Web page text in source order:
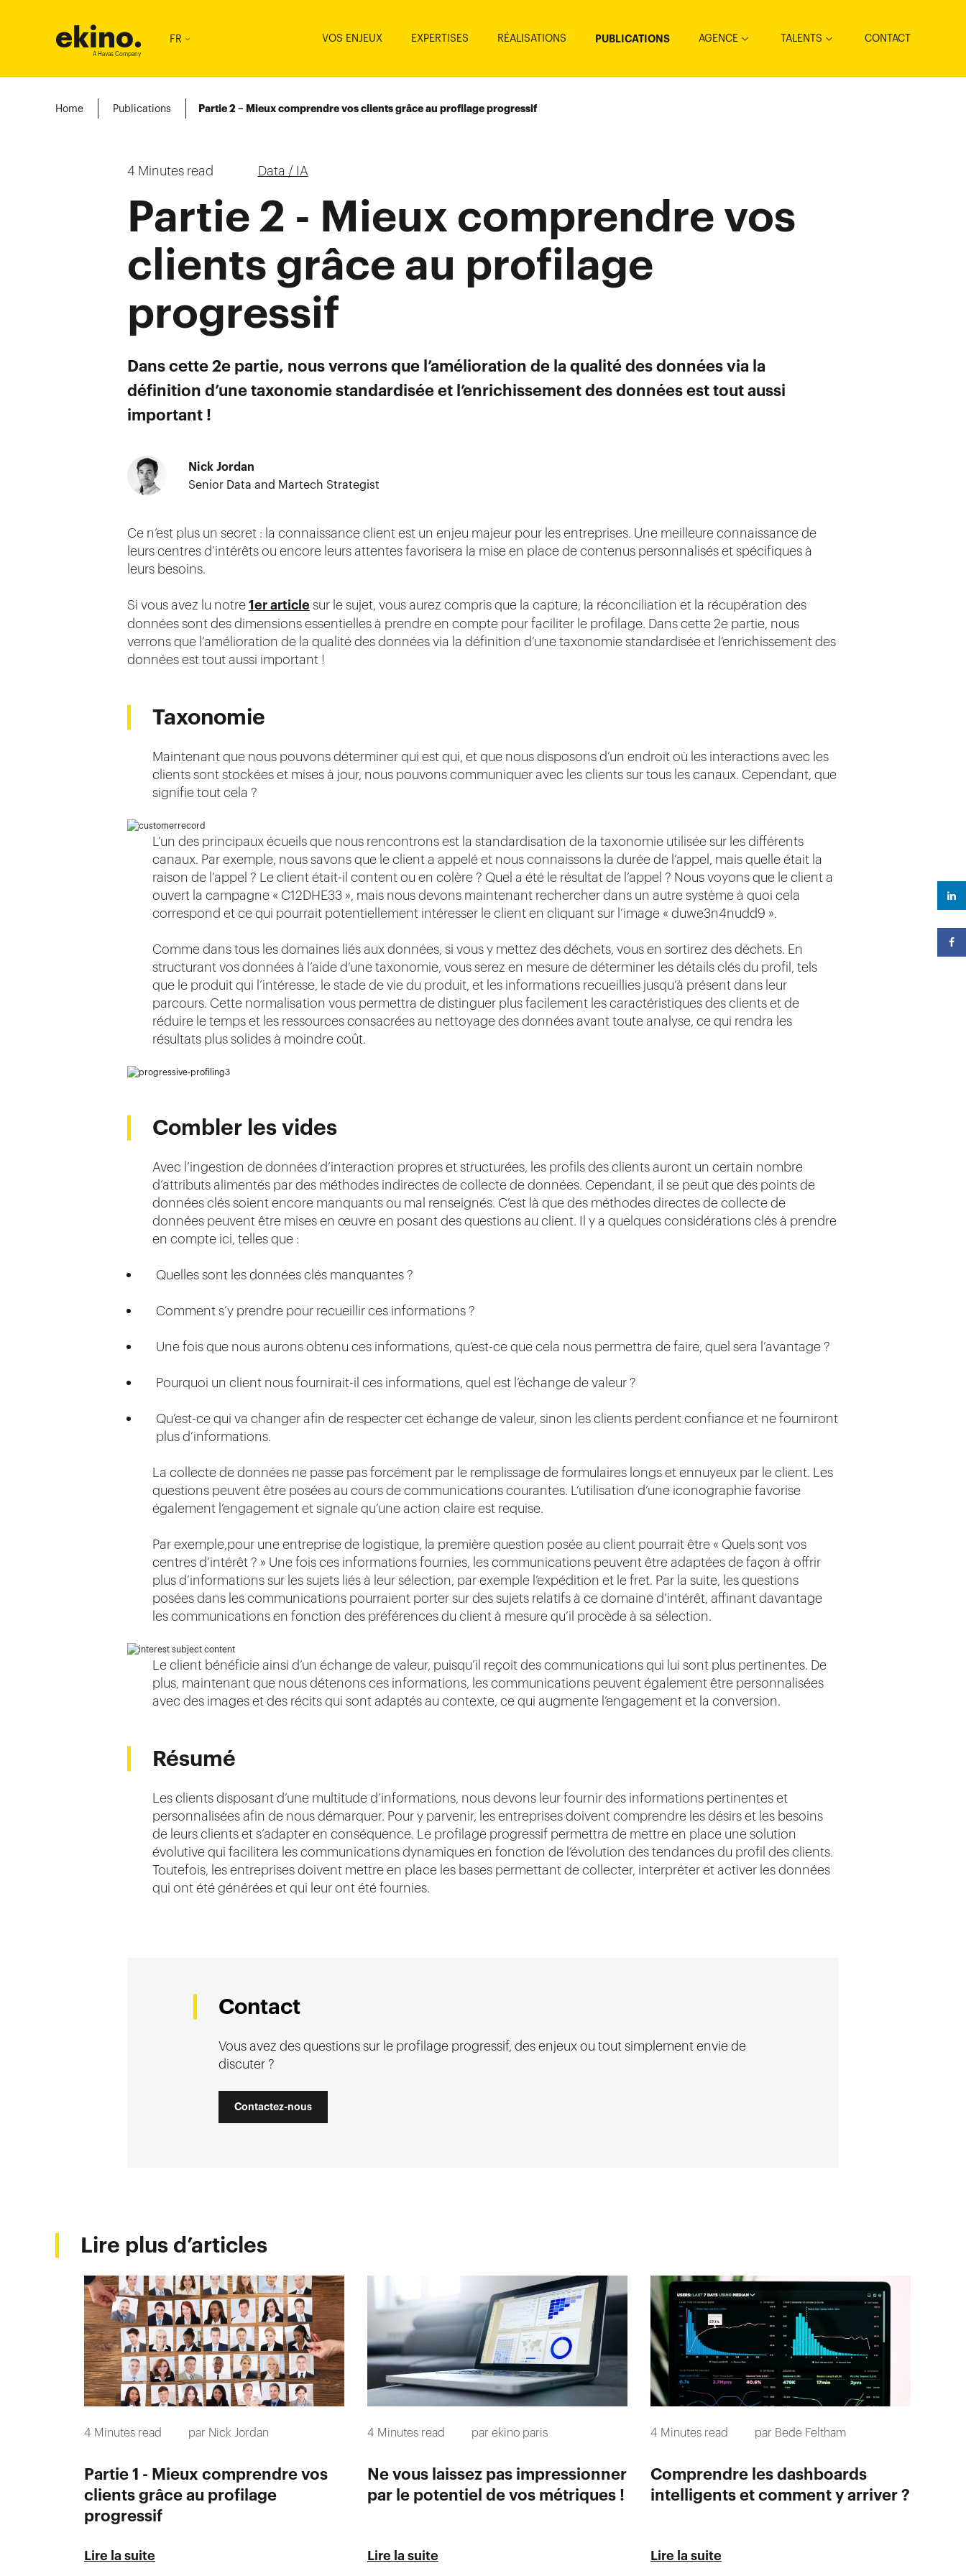
ekino.
A Havas Company
FR VOS ENJEUX EXPERTISES RÉALISATIONS PUBLICATIONS AGENCE TALENTS CONTACT
Home Publications Partie 2 – Mieux comprendre vos clients grâce au profilage progressif
4 Minutes read Data / IA
Partie 2 - Mieux comprendre vos
clients grâce au profilage
progressif
Dans cette 2e partie, nous verrons que l’amélioration de la qualité des données via la
définition d’une taxonomie standardisée et l’enrichissement des données est tout aussi
important !
Nick Jordan
Senior Data and Martech Strategist
Ce n’est plus un secret : la connaissance client est un enjeu majeur pour les entreprises. Une meilleure connaissance de
leurs centres d’intérêts ou encore leurs attentes favorisera la mise en place de contenus personnalisés et spécifiques à
leurs besoins.
Si vous avez lu notre1er article sur le sujet, vous aurez compris que la capture, la réconciliation et la récupération des
données sont des dimensions essentielles à prendre en compte pour faciliter le profilage. Dans cette 2e partie, nous
verrons que l’amélioration de la qualité des données via la définition d’une taxonomie standardisée et l’enrichissement des
données est tout aussi important !
Taxonomie
Maintenant que nous pouvons déterminer qui est qui, et que nous disposons d’un endroit où les interactions avec les
clients sont stockées et mises à jour, nous pouvons communiquer avec les clients sur tous les canaux. Cependant, que
signifie tout cela ?
L’un des principaux écueils que nous rencontrons est la standardisation de la taxonomie utilisée sur les différents
canaux. Par exemple, nous savons que le client a appelé et nous connaissons la durée de l’appel, mais quelle était la
raison de l’appel ? Le client était-il content ou en colère ? Quel a été le résultat de l’appel ? Nous voyons que le client a
ouvert la campagne « C12DHE33 », mais nous devons maintenant rechercher dans un autre système à quoi cela
correspond et ce qui pourrait potentiellement intéresser le client en cliquant sur l’image « duwe3n4nudd9 ».
Comme dans tous les domaines liés aux données, si vous y mettez des déchets, vous en sortirez des déchets. En
structurant vos données à l’aide d’une taxonomie, vous serez en mesure de déterminer les détails clés du profil, tels
que le produit qui l’intéresse, le stade de vie du produit, et les informations recueillies jusqu’à présent dans leur
parcours. Cette normalisation vous permettra de distinguer plus facilement les caractéristiques des clients et de
réduire le temps et les ressources consacrées au nettoyage des données avant toute analyse, ce qui rendra les
résultats plus solides à moindre coût.
Combler les vides
Avec l’ingestion de données d’interaction propres et structurées, les profils des clients auront un certain nombre
d’attributs alimentés par des méthodes indirectes de collecte de données. Cependant, il se peut que des points de
données clés soient encore manquants ou mal renseignés. C’est là que des méthodes directes de collecte de
données peuvent être mises en œuvre en posant des questions au client. Il y a quelques considérations clés à prendre
en compte ici, telles que :
Quelles sont les données clés manquantes ?
Comment s’y prendre pour recueillir ces informations ?
Une fois que nous aurons obtenu ces informations, qu’est-ce que cela nous permettra de faire, quel sera l’avantage ?
Pourquoi un client nous fournirait-il ces informations, quel est l’échange de valeur ?
Qu’est-ce qui va changer afin de respecter cet échange de valeur, sinon les clients perdent confiance et ne fourniront
plus d’informations.
La collecte de données ne passe pas forcément par le remplissage de formulaires longs et ennuyeux par le client. Les
questions peuvent être posées au cours de communications courantes. L’utilisation d’une iconographie favorise
également l’engagement et signale qu’une action claire est requise.
Par exemple,pour une entreprise de logistique, la première question posée au client pourrait être « Quels sont vos
centres d’intérêt ? » Une fois ces informations fournies, les communications peuvent être adaptées de façon à offrir
plus d’informations sur les sujets liés à leur sélection, par exemple l’expédition et le fret. Par la suite, les questions
posées dans les communications pourraient porter sur des sujets relatifs à ce domaine d’intérêt, affinant davantage
les communications en fonction des préférences du client à mesure qu’il procède à sa sélection.
Le client bénéficie ainsi d’un échange de valeur, puisqu’il reçoit des communications qui lui sont plus pertinentes. De
plus, maintenant que nous détenons ces informations, les communications peuvent également être personnalisées
avec des images et des récits qui sont adaptés au contexte, ce qui augmente l’engagement et la conversion.
Résumé
Les clients disposant d’une multitude d’informations, nous devons leur fournir des informations pertinentes et
personnalisées afin de nous démarquer. Pour y parvenir, les entreprises doivent comprendre les désirs et les besoins
de leurs clients et s’adapter en conséquence. Le profilage progressif permettra de mettre en place une solution
évolutive qui facilitera les communications dynamiques en fonction de l’évolution des tendances du profil des clients.
Toutefois, les entreprises doivent mettre en place les bases permettant de collecter, interpréter et activer les données
qui ont été générées et qui leur ont été fournies.
Contact
Vous avez des questions sur le profilage progressif, des enjeux ou tout simplement envie de
discuter ?
Contactez-nous
Lire plus d’articles
4 Minutes read par Nick Jordan
Partie 1 - Mieux comprendre vos
clients grâce au profilage
progressif
Lire la suite
4 Minutes read par ekino paris
Ne vous laissez pas impressionner
par le potentiel de vos métriques !
Lire la suite
4 Minutes read par Bede Feltham
Comprendre les dashboards
intelligents et comment y arriver ?
Lire la suite